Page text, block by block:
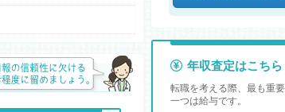
年収査定はこちら
転職を考える際、最も重
一つは給与です。